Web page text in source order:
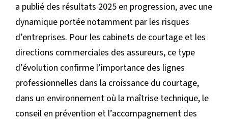
a publié des résultats 2025 en progression, avec une
dynamique portée notamment par les risques
d’entreprises. Pour les cabinets de courtage et les
directions commerciales des assureurs, ce type
d’évolution confirme l’importance des lignes
professionnelles dans la croissance du courtage,
dans un environnement où la maîtrise technique, le
conseil en prévention et l’accompagnement des